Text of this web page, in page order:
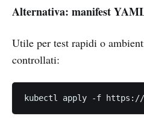
Alternativa: manifest
Utile per test rapidi o
controllati: